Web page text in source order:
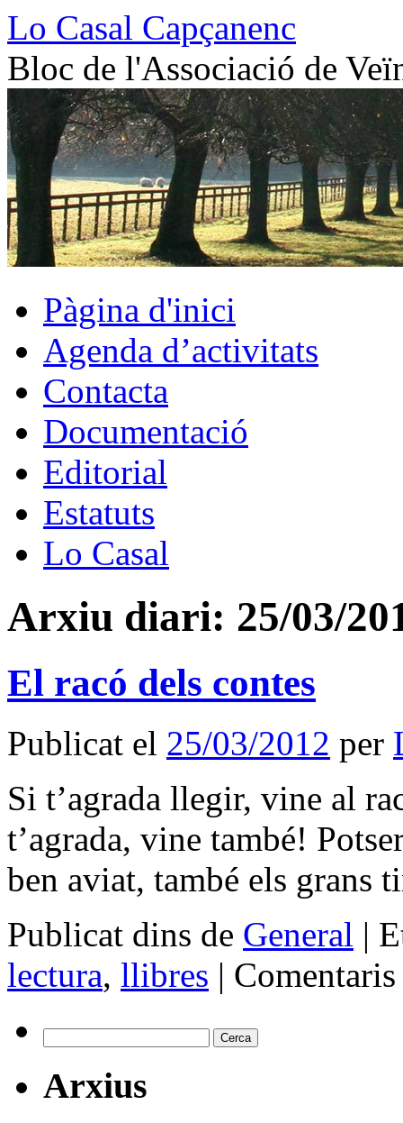
Vés
contingut
Lo Casal Capçanenc
Bloc de l'Associació de
Pàgina d'inici
Agenda d’activitats
Contacta
Documentació
Editorial
Estatuts
Lo Casal
Arxiu diari: 25/03/
El racó dels contes
Publicat el 25/03/2012 per
Si t’agrada llegir, vine al
t’agrada, vine també!
ben aviat, també els grans
Publicat dins de General |
lectura, llibres | Comentaris
Arxius